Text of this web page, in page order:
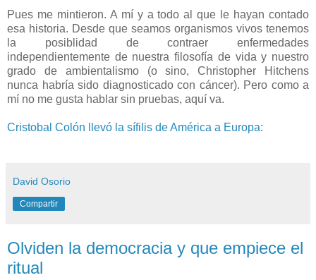
Pues me mintieron. A mí y a todo al que le hayan contado
esa historia. Desde que seamos organismos vivos tenemos
la posiblidad de contraer enfermedades
independientemente de nuestra filosofía de vida y nuestro
grado de ambientalismo (o sino, Christopher Hitchens
nunca habría sido diagnosticado con cáncer). Pero como a
mí no me gusta hablar sin pruebas, aquí va.
Cristobal Colón llevó la sífilis de América a Europa:
David Osorio
Compartir
Olviden la democracia y que empiece el
ritual